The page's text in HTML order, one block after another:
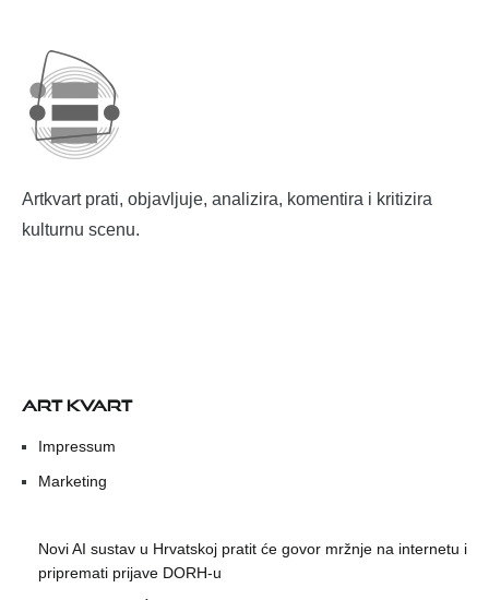
Artkvart prati, objavljuje, analizira, komentira i kritizira
kulturnu scenu.
ART KVART
Impressum
Marketing
Novi AI sustav u Hrvatskoj pratit će govor mržnje na internetu i
pripremati prijave DORH-u